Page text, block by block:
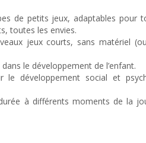
de petits jeux, adaptables pour
toutes les envies.
jeux courts, sans matériel
le développement de l’enfant.
le développement social et
à différents moments de la